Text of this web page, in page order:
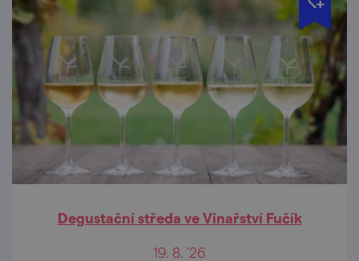
Degustační středa ve Vinařství Fučík
19. 8. '26